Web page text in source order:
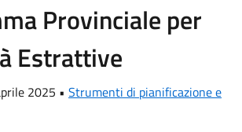
Provinciale per
Estrattive
2025 • Strumenti di pianificazione e